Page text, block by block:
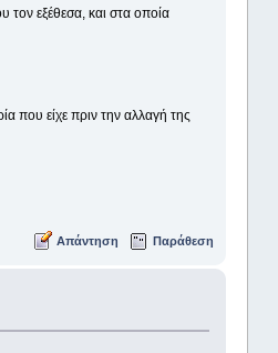
εξέθεσα, και στα οποία
που είχε πριν την αλλαγή της
Απάντηση Παράθεση